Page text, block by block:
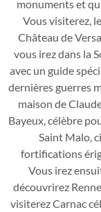
monuments et
Vous visiterez,
Château de
vous irez dans la
avec un guide
dernières guerres
maison de
Bayeux, célèbre
Saint Malo,
fortifications
Vous irez
découvrirez
visiterez Carnac